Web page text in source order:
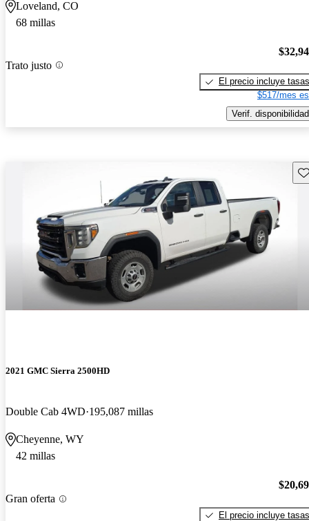
Loveland, CO
68 millas
Trato justo
El precio incluye tasas
$517/mes
Verif. disponibilidad
2021 GMC Sierra 2500HD
Double Cab 4WD 195,087 millas
Cheyenne, WY
42 millas
Gran oferta
El precio incluye tasas